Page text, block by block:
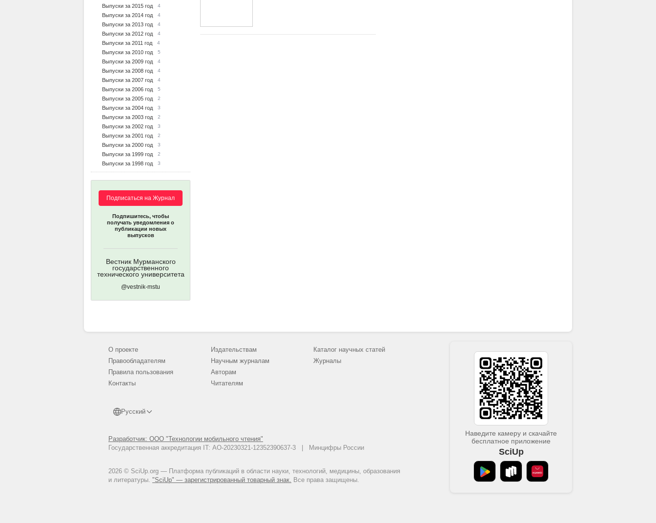
Выпуски за 2015 год 4
Выпуски за 2014 год 4
Выпуски за 2013 год 4
Выпуски за 2012 год 4
Выпуски за 2011 год 4
Выпуски за 2010 год 5
Выпуски за 2009 год 4
Выпуски за 2008 год 4
Выпуски за 2007 год 4
Выпуски за 2006 год 5
Выпуски за 2005 год 2
Выпуски за 2004 год 3
Выпуски за 2003 год 2
Выпуски за 2002 год 3
Выпуски за 2001 год 2
Выпуски за 2000 год 3
Выпуски за 1999 год 2
Выпуски за 1998 год 3
Подписаться на Журнал
Подпишитесь, чтобы
получать уведомления о
публикации новых
выпусков
Вестник Мурманского
государственного
технического университета
@vestnik-mstu
О проекте
Правообладателям
Правила пользования
Контакты
Русский
Разработчик: ООО "Технологии мобильного чтения"
Государственная аккредитация IT: АО-20230321-12352390637-3 | Минцифры России
2026 © SciUp.org — Платформа публикаций в области науки, технологий, медицины, образования
и литературы. "SciUp" — зарегистрированный товарный знак. Все права защищены.
Издательствам
Научным журналам
Авторам
Читателям
Каталог научных статей
Журналы
Наведите камеру и скачайте
бесплатное приложение
SciUp